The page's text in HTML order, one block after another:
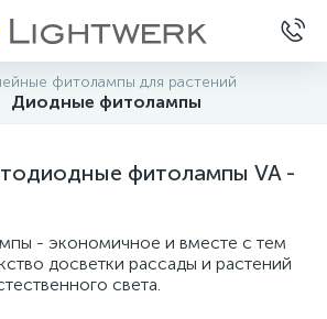
фитолампы для растений
Диодные фитолампы
фитолампы VA -
- экономичное и вместе с тем
досветки рассады и растений
света.